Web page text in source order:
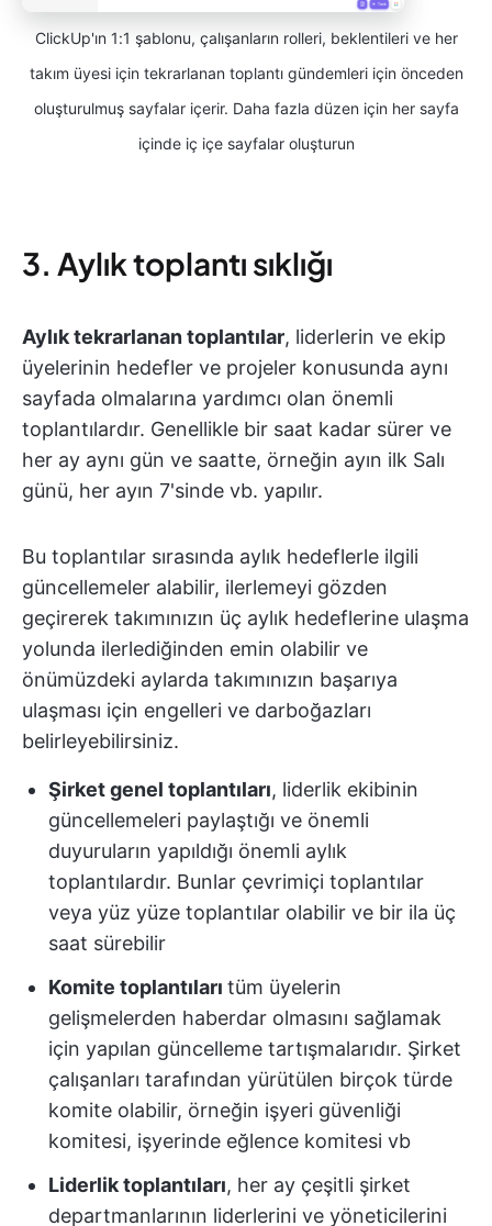
ClickUp'ın 1:1 şablonu, çalışanların rolleri, beklentileri ve her
takım üyesi için tekrarlanan toplantı gündemleri için önceden
oluşturulmuş sayfalar içerir. Daha fazla düzen için her sayfa
içinde iç içe sayfalar oluşturun
3. Aylık toplantı sıklığı
Aylık tekrarlanan toplantılar, liderlerin ve ekip
üyelerinin hedefler ve projeler konusunda aynı
sayfada olmalarına yardımcı olan önemli
toplantılardır. Genellikle bir saat kadar sürer ve
her ay aynı gün ve saatte, örneğin ayın ilk Salı
günü, her ayın 7'sinde vb. yapılır.
Bu toplantılar sırasında aylık hedeflerle ilgili
güncellemeler alabilir, ilerlemeyi gözden
geçirerek takımınızın üç aylık hedeflerine ulaşma
yolunda ilerlediğinden emin olabilir ve
önümüzdeki aylarda takımınızın başarıya
ulaşması için engelleri ve darboğazları
belirleyebilirsiniz.
Şirket genel toplantıları, liderlik ekibinin
güncellemeleri paylaştığı ve önemli
duyuruların yapıldığı önemli aylık
toplantılardır. Bunlar çevrimiçi toplantılar
veya yüz yüze toplantılar olabilir ve bir ila üç
saat sürebilir
Komite toplantıları tüm üyelerin
gelişmelerden haberdar olmasını sağlamak
için yapılan güncelleme tartışmalarıdır. Şirket
çalışanları tarafından yürütülen birçok türde
komite olabilir, örneğin işyeri güvenliği
komitesi, işyerinde eğlence komitesi vb
Liderlik toplantıları, her ay çeşitli şirket
departmanlarının liderlerini ve yöneticilerini